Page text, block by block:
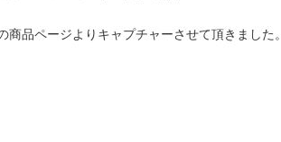
品ページよりキャプチャーさせて頂きました。